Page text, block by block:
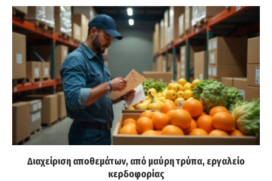
Διαχείριση αποθεμάτων, από μαύρη τρύπα, εργαλείο
κερδοφορίας